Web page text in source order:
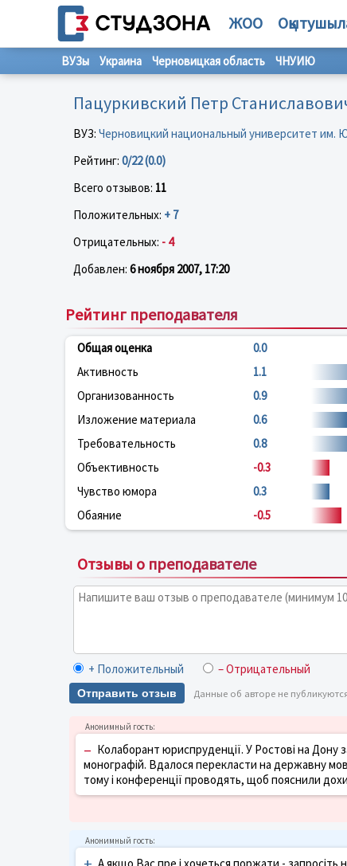
ЖОО
ВУЗы Украина Черновицкая область ЧНУИЮ
Пацуркивский Петр
ВУЗ: Черновицкий национальный университет им.
Рейтинг: 0/22 (0.0)
Всего отзывов: 11
Положительных: + 7
Отрицательных: - 4
Добавлен: 6 ноября 2007, 17:20
Рейтинг преподавателя
Общая оценка 0.0
Активность
1.1
Организованность
0.9
Изложение материала
0.6
Требовательность
0.8
Объективность
-0.3
Чувство юмора
0.3
Обаяние
-0.5
Отзывы о преподавателе
+ Положительный – Отрицательный
Отправить отзыв Данные об авторе не
– Колаборант юриспруденції. У Ростові на Дону
монографій. Вдалося перекласти на державну
тому і конференції проводять, щоб пояснили